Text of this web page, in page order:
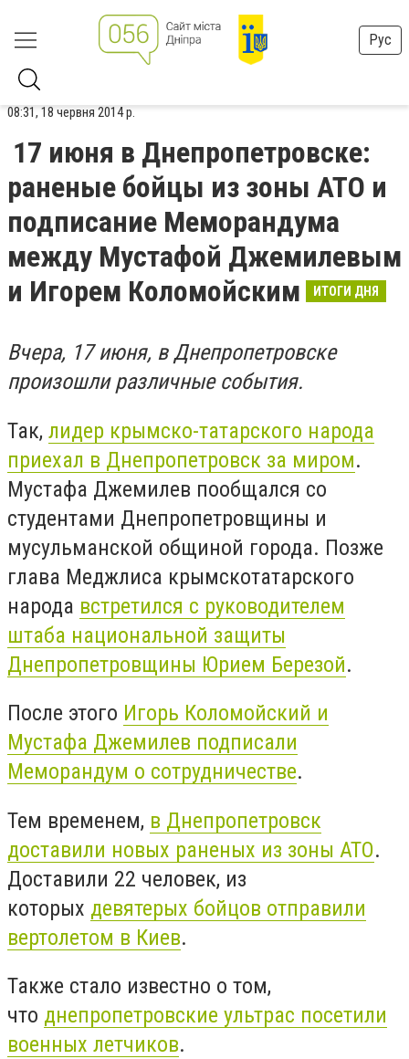
Рус
08:31, 18 червня 2014 р.
17 июня в Днепропетровске:
раненые бойцы из зоны АТО и
подписание Меморандума
между Мустафой Джемилевым
и Игорем Коломойским
ИТОГИ ДНЯ
Вчера, 17 июня, в Днепропетровске
произошли различные события.
Так, лидер крымско-татарского народа
приехал в Днепропетровск за миром.
Мустафа Джемилев пообщался со
студентами Днепропетровщины и
мусульманской общиной города. Позже
глава Меджлиса крымскотатарского
народа встретился с руководителем
штаба национальной защиты
Днепропетровщины Юрием Березой.
После этого Игорь Коломойский и
Мустафа Джемилев подписали
Меморандум о сотрудничестве.
Тем временем, в Днепропетровск
доставили новых раненых из зоны АТО.
Доставили 22 человек, из
которых девятерых бойцов отправили
вертолетом в Киев.
Также стало известно о том,
что днепропетровские ультрас посетили
военных летчиков.